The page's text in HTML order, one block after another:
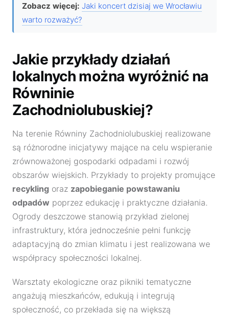
Zobacz więcej: Jaki koncert dzisiaj we Wrocławiu
warto rozważyć?
Jakie przykłady działań
lokalnych można wyróżnić na
Równinie
Zachodniolubuskiej?
Na terenie Równiny Zachodniolubuskiej realizowane
są różnorodne inicjatywy mające na celu wspieranie
zrównoważonej gospodarki odpadami i rozwój
obszarów wiejskich. Przykłady to projekty promujące
recykling oraz zapobieganie powstawaniu
odpadów poprzez edukację i praktyczne działania.
Ogrody deszczowe stanowią przykład zielonej
infrastruktury, która jednocześnie pełni funkcję
adaptacyjną do zmian klimatu i jest realizowana we
współpracy społeczności lokalnej.
Warsztaty ekologiczne oraz pikniki tematyczne
angażują mieszkańców, edukują i integrują
społeczność, co przekłada się na większą